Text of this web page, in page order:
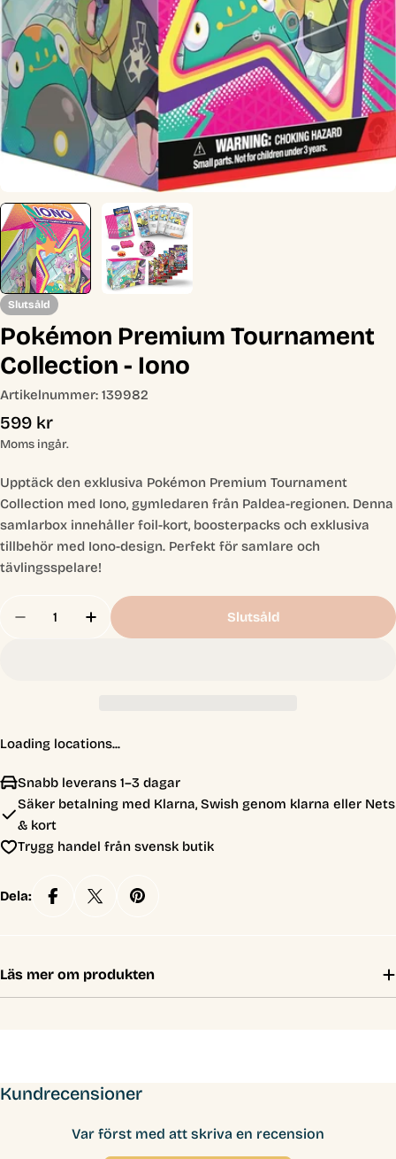
Slutsåld
Pokémon Premium Tournament
Collection - Iono
Artikelnummer: 139982
Ordinarie
pris
599 kr
Moms ingår.
Upptäck den exklusiva Pokémon Premium Tournament
Collection med Iono, gymledaren från Paldea-regionen. Denna
samlarbox innehåller foil-kort, boosterpacks och exklusiva
tillbehör med Iono-design. Perfekt för samlare och
tävlingsspelare!
Minska Antal För Pokémon Premium
Öka Antal För Pokémon Premium
Slutsåld
Loading locations...
Snabb leverans 1–3 dagar
Säker betalning med Klarna, Swish genom klarna eller Nets
& kort
Trygg handel från svensk butik
Dela:
Läs mer om produkten
Kundrecensioner
Var först med att skriva en recension